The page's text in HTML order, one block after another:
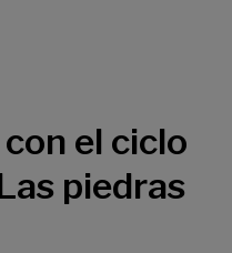
el ciclo
piedras